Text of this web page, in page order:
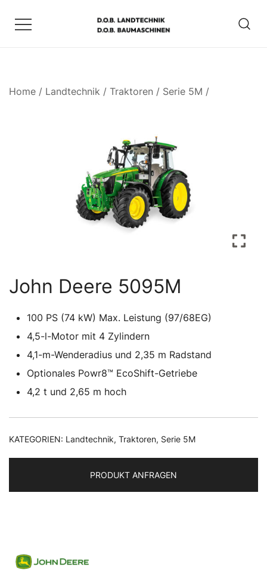
Inhalt
Home / Landtechnik / Traktoren / Serie 5M /
John Deere 5095M
100 PS (74 kW) Max. Leistung (97/68EG)
4,5-l-Motor mit 4 Zylindern
4,1-m-Wenderadius und 2,35 m Radstand
Optionales Powr8™ EcoShift-Getriebe
4,2 t und 2,65 m hoch
KATEGORIEN: Landtechnik, Traktoren, Serie 5M
PRODUKT ANFRAGEN